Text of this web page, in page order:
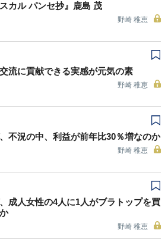
スカル パンセ抄』鹿島 茂
野崎 稚恵
流に貢献できる実感が元気の素
野崎 稚恵
不況の中、利益が前年比30％増なのか
野崎 稚恵
成人女性の4人に1人がブラトップを買
野崎 稚恵